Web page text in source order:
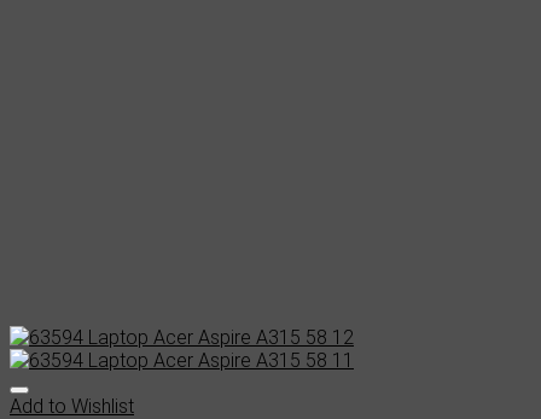
Add to Wishlist